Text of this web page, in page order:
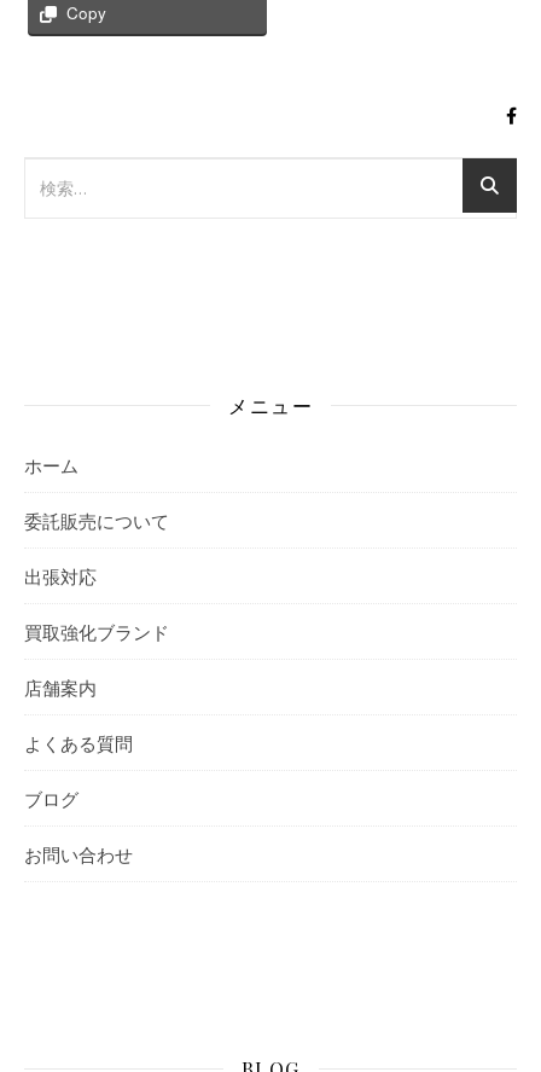
Copy
メニュー
ホーム
委託販売について
出張対応
買取強化ブランド
店舗案内
よくある質問
ブログ
お問い合わせ